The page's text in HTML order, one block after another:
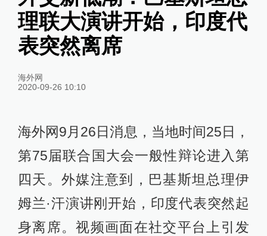
理联大演讲开始，印度代
表突然离席
海外网
2020-09-26 10:10
海外网9月26日消息，当地时间25日，
第75届联合国大会一般性辩论进入第
四天。外媒注意到，巴基斯坦总理伊
姆兰·汗演讲刚开始，印度代表突然起
身离席。视频画面在社交平台上引发